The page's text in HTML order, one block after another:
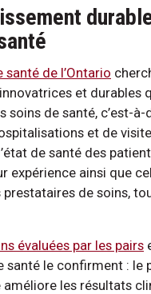
santé de l’Ontario
et durables
soins de santé, c’est-
et de
de santé des
expérience ainsi que
prestataires de soins,
évaluées par les pairs
santé le confirment : le
améliore les résultats